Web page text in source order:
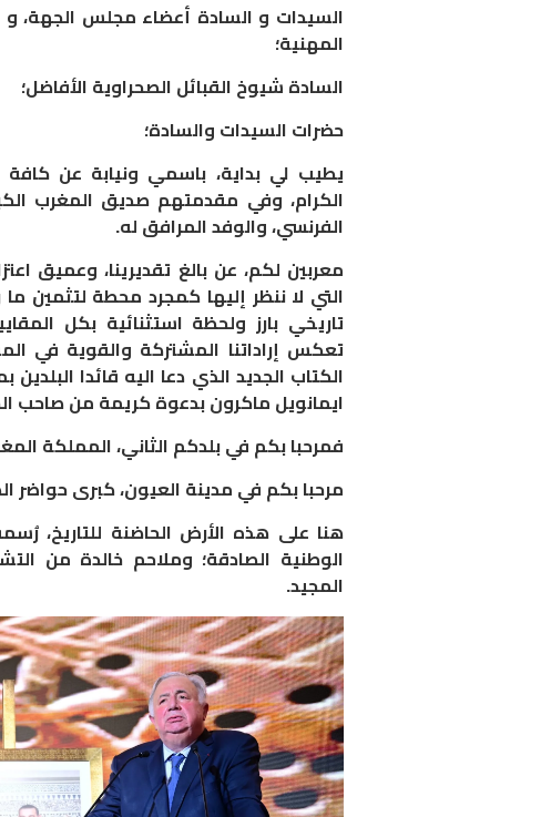
السيدات و السادة أعضاء مجلس الجهة، و
المهنية؛
السادة شيوخ القبائل الصحراوية الأفاضل؛
حضرات السيدات والسادة؛
يطيب لي بداية، باسمي ونيابة عن
الكرام، وفي مقدمتهم صديق المغرب
الفرنسي، والوفد المرافق له.
معربين لكم، عن بالغ تقديرينا، وعميق
التي لا ننظر إليها كمجرد محطة لتثمين
تاريخي بارز ولحظة استثنائية بكل
تعكس إراداتنا المشتركة والقوية في
الكتاب الجديد الذي دعا اليه قائدا
ايمانويل ماكرون بدعوة كريمة من صاحب
فمرحبا بكم في بلدكم الثاني، المملكة
مرحبا بكم في مدينة العيون، كبرى حواضر
هنا على هذه الأرض الحاضنة للتاريخ،
الوطنية الصادقة؛ وملاحم خالدة من
المجيد.